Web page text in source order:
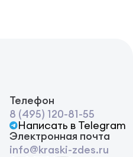
Телефон
8 (495) 120-81-55
Написать в Telegram
Электронная почта
info@kraski-zdes.ru